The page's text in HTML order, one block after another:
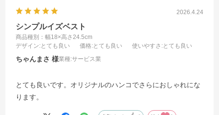
2026.4.24
シンプルイズベスト
商品種別：幅18×高さ24.5cm
デザイン:とても良い 価格:とても良い 使いやすさ :とても良い
ちゃんまさ 業種:サービス業
とても良いです。オリジナルのハンコでさらにおしゃれにな
ります。